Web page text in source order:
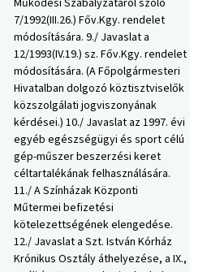
Működési Szabályzatáról szóló
7/1992(III.26.) Főv.Kgy. rendelet
módosítására. 9./ Javaslat a
12/1993(IV.19.) sz. Főv.Kgy. rendelet
módosítására. (A Főpolgármesteri
Hivatalban dolgozó köztisztviselők
közszolgálati jogviszonyának
kérdései.) 10./ Javaslat az 1997. évi
egyéb egészségügyi és sport célú
gép-műszer beszerzési keret
céltartalékának felhasználására.
11./ A Színházak Központi
Műtermei befizetési
kötelezettségének elengedése.
12./ Javaslat a Szt. István Kórház
Krónikus Osztály áthelyezése, a IX.,